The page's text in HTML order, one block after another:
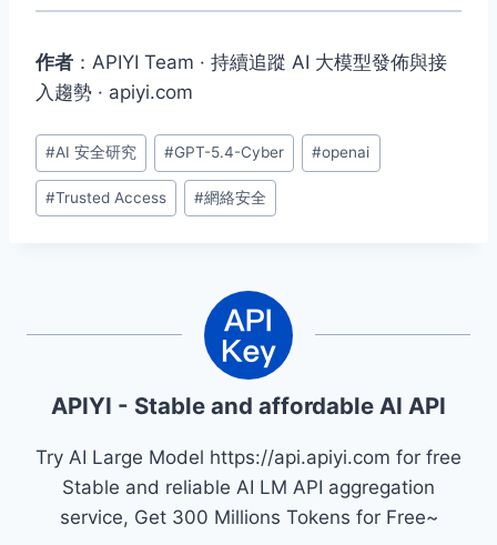
作者 ：APIYI Team · 持續追蹤 AI 大模型發佈與接
入趨勢 · apiyi.com
Post
Tags:
#AI 安全研究 #GPT-5.4-Cyber #openai
#Trusted Access #網絡安全
APIYI - Stable and affordable AI API
Try AI Large Model https://api.apiyi.com for free
Stable and reliable AI LM API aggregation
service, Get 300 Millions Tokens for Free~